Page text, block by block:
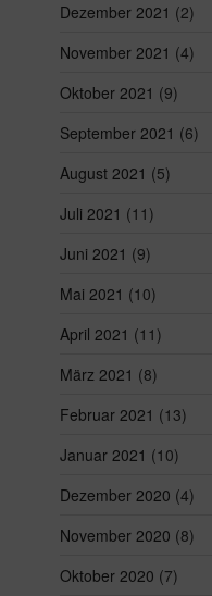
Dezember 2021 (2)
November 2021 (4)
Oktober 2021 (9)
September 2021 (6)
August 2021 (5)
Juli 2021 (11)
Juni 2021 (9)
Mai 2021 (10)
April 2021 (11)
März 2021 (8)
Februar 2021 (13)
Januar 2021 (10)
Dezember 2020 (4)
November 2020 (8)
Oktober 2020 (7)